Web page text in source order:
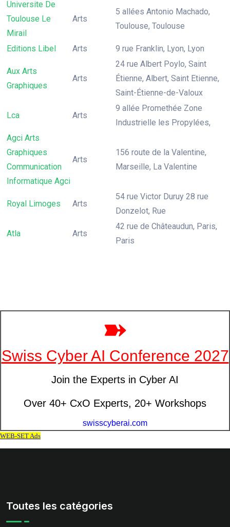
Universite De
Toulouse Le
Mirail
Arts
5 allées Antonio Machado,
Toulouse, Toulouse
Editions Libel Arts 9 rue Franklin, Lyon, Lyon
Aux Arts
Graphiques
Arts
24 rue Albert Poylo, Saint
Étienne, Albert, Saint Etienne,
Saint-Étienne-de-Valoux
Lca Arts
9 allée Promethée Zone
Industrielle les Propylées,
Agci Arts
Graphiques
Communication
Informatique Agci
Arts
156 route de la Valentine,
Marseille, La Valentine
Royal Limoges Arts
54 rue Victor Duruy 28 rue
Donzelot, Rue
Atla Arts
42 rue de Châteaudun, Paris,
Paris
Toutes les catégories